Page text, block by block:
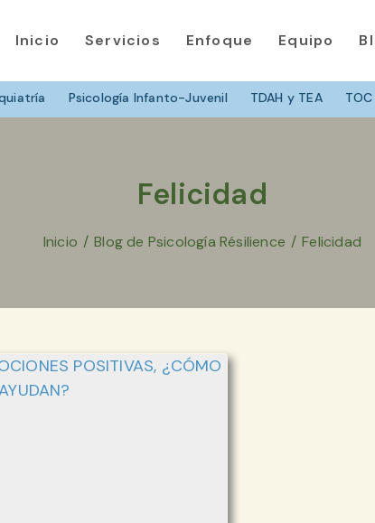
Psicología Infanto-Juvenil TDAH y TEA TOC
Inicio Servicios Enfoque Equipo
Felicidad
Inicio / Blog de Psicología Résilience / Felicidad